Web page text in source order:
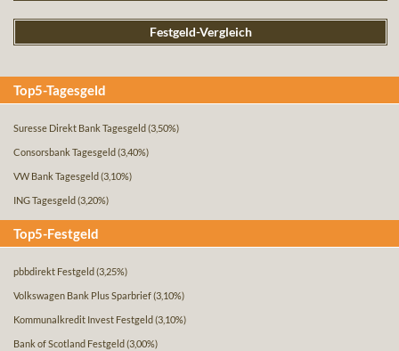
Festgeld-Vergleich
Top5-Tagesgeld
Suresse Direkt Bank Tagesgeld (3,50%)
Consorsbank Tagesgeld (3,40%)
VW Bank Tagesgeld (3,10%)
ING Tagesgeld (3,20%)
Top5-Festgeld
pbbdirekt Festgeld (3,25%)
Volkswagen Bank Plus Sparbrief(3,10%)
Kommunalkredit Invest Festgeld (3,10%)
Bank of Scotland Festgeld (3,00%)